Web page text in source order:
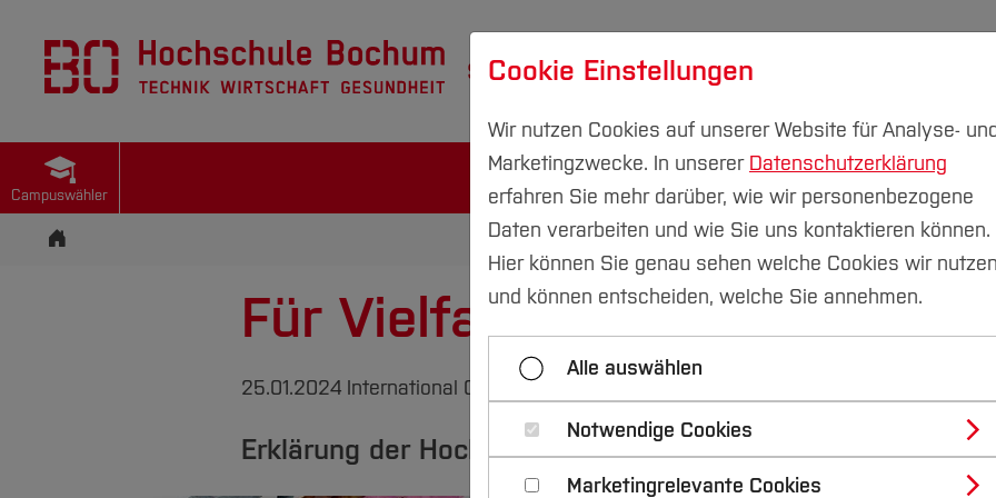
Studium Forschung & Transfer
Campuswähler
Für Vielfalt, Demokratie und
25.01.2024 International Office, Chancengerechtigkeit & Vielfalt
Erklärung der Hochschule Bochum gegen Rassismus
Cookie Einstellungen
Wir nutzen Cookies auf unserer Website für Analyse- und
Marketingzwecke. In unserer Datenschutzerklärung
erfahren Sie mehr darüber, wie wir personenbezogene
Daten verarbeiten und wie Sie uns kontaktieren können.
Hier können Sie genau sehen welche Cookies wir nutzen
und können entscheiden, welche Sie annehmen.
Alle auswählen
Notwendige Cookies
Marketingrelevante Cookies